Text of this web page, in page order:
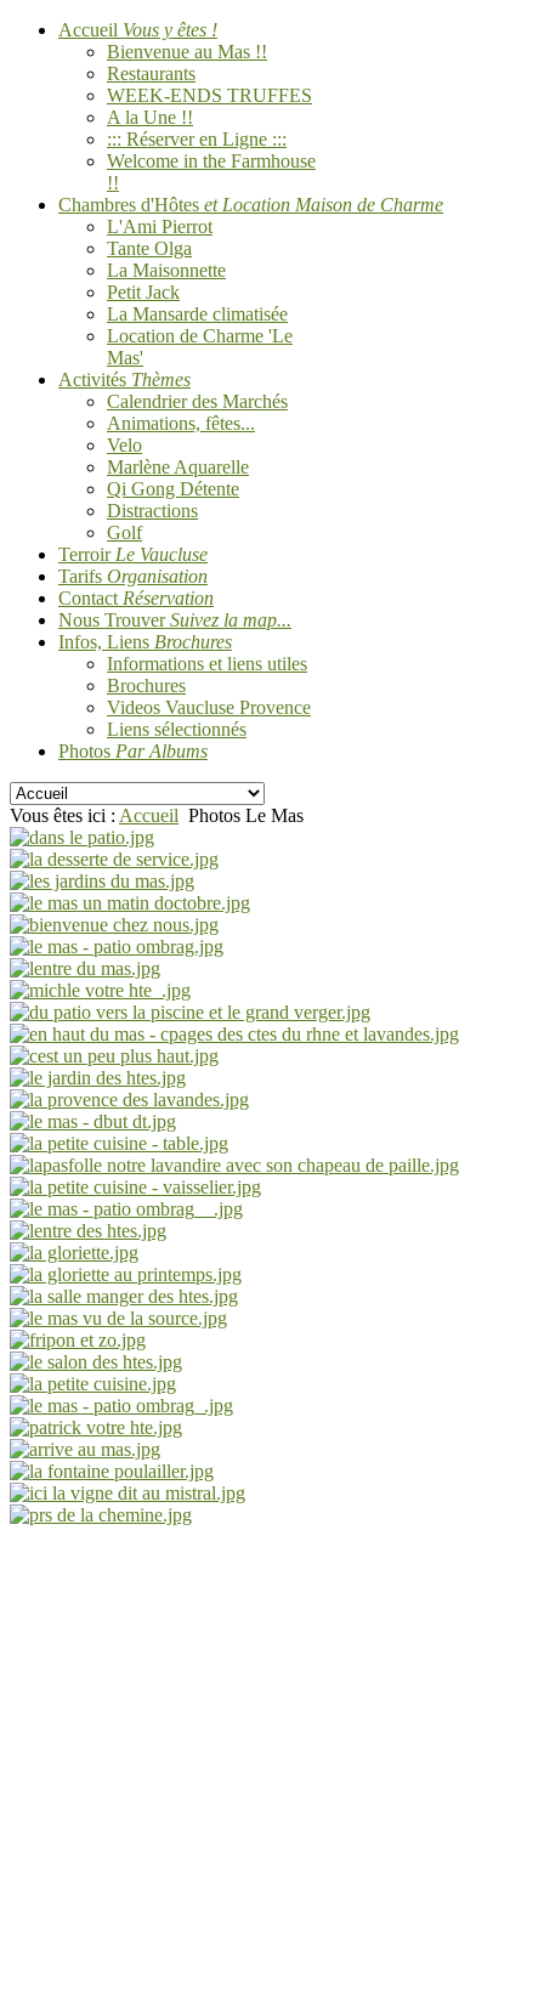
Accueil Vous y êtes !
Bienvenue au Mas !!
Restaurants
WEEK-ENDS TRUFFES
A la Une !!
::: Réserver en Ligne :::
Welcome in the Farmhouse
!!
Chambres d'Hôtes et Location Maison de Charme
L'Ami Pierrot
Tante Olga
La Maisonnette
Petit Jack
La Mansarde climatisée
Location de Charme 'Le
Mas'
Activités Thèmes
Calendrier des Marchés
Animations, fêtes...
Velo
Marlène Aquarelle
Qi Gong Détente
Distractions
Golf
Terroir Le Vaucluse
Tarifs Organisation
Contact Réservation
Nous TrouverSuivez la map...
Infos, Liens Brochures
Informations et liens utiles
Brochures
Videos Vaucluse Provence
Liens sélectionnés
Photos Par Albums
Vous êtes ici : Accueil Photos Le Mas